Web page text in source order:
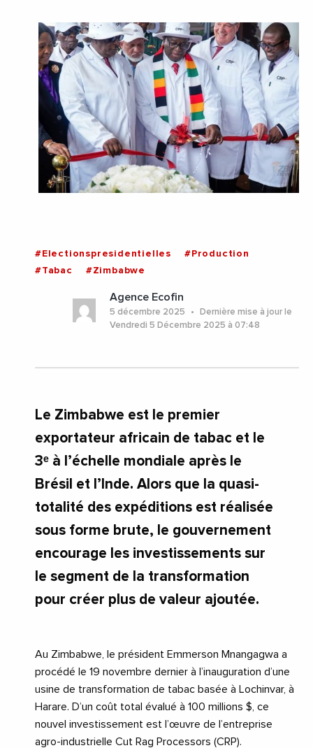
#Electionspresidentielles
#Production
#Tabac
#Zimbabwe
Agence Ecofin
5 décembre 2025
Dernière mise à jour le
Vendredi 5 Décembre 2025 à 07:48
Le Zimbabwe est le premier
exportateur africain de tabac et le
3ᵉ à l’échelle mondiale après le
Brésil et l’Inde. Alors que la quasi-
totalité des expéditions est réalisée
sous forme brute, le gouvernement
encourage les investissements sur
le segment de la transformation
pour créer plus de valeur ajoutée.
Au Zimbabwe, le président Emmerson Mnangagwa a
procédé le 19 novembre dernier à l’inauguration d’une
usine de transformation de tabac basée à Lochinvar, à
Harare. D’un coût total évalué à 100 millions $, ce
nouvel investissement est l’œuvre de l’entreprise
agro-industrielle Cut Rag Processors (CRP).